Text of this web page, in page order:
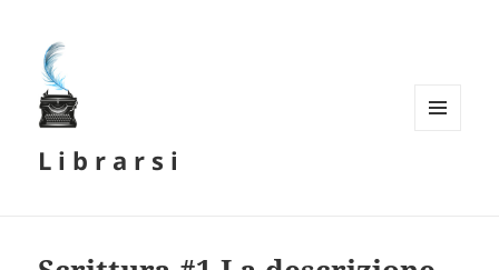
L i b r a r s i